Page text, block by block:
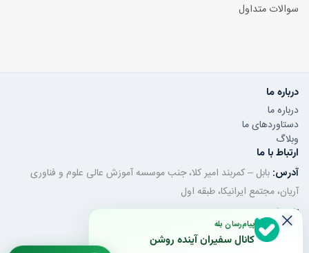
سوالات متداول
درباره ما
درباره ما
دستاوردهای ما
وبلاگ
ارتباط با ما
آدرس: بابل – کمربند امیر کلا، جنب موسسه آموزش عالی علوم و فناوری
آریان، مجتمع ایرانیکا، طبقه اول
تلفن ثابت:011-32350320
موبایل / واتساپ: 0930-478-5743
پیام‌رسان بله
کانال سفیران آینده روشن